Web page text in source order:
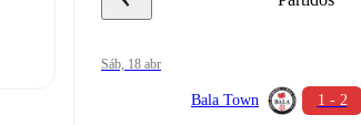
sáb, 18 abr
Bala Town 1 - 2